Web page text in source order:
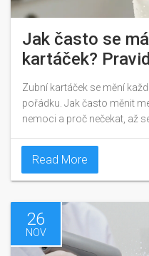
Jak často se
kartáček?
zubař
Zubní kartáček se mění
pořádku. Jak často měnit
nemoci a proč nečekat, až
Read More
26
NOV